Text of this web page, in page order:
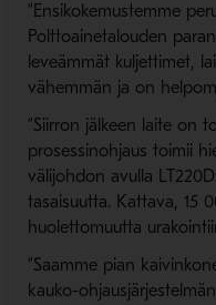
”Ensikokemustemme
Polttoainetalouden
leveämmät kuljettimet,
vähemmän ja on
”Siirron jälkeen laite on
prosessinohjaus toimii
välijohdon avulla
tasaisuutta. Kattava, 15
huolettomuutta
”Saamme pian
kauko-